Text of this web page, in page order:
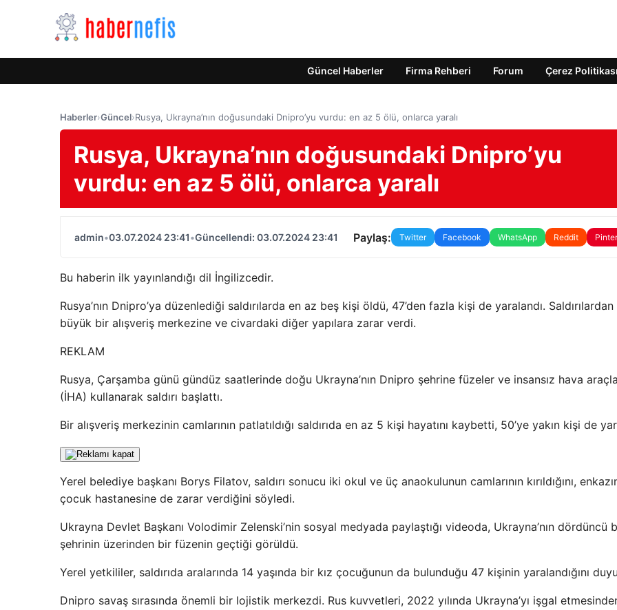
Güncel Haberler Firma Rehberi Forum Çerez Politikası
Haberler›Güncel›Rusya, Ukrayna’nın doğusundaki Dnipro’yu vurdu: en az 5 ölü, onlarca yaralı
Rusya, Ukrayna’nın doğusundaki Dnipro’yu
vurdu: en az 5 ölü, onlarca yaralı
admin•03.07.2024 23:41•Güncellendi: 03.07.2024 23:41 Paylaş: Twitter Facebook WhatsApp Reddit
Bu haberin ilk yayınlandığı dil İngilizcedir.
Rusya’nın Dnipro’ya düzenlediği saldırılarda en az beş kişi öldü, 47’den fazla kişi de yaralandı.
büyük bir alışveriş merkezine ve civardaki diğer yapılara zarar verdi.
REKLAM
Rusya, Çarşamba günü gündüz saatlerinde doğu Ukrayna’nın Dnipro şehrine füzeler ve insansız hava
(İHA) kullanarak saldırı başlattı.
Bir alışveriş merkezinin camlarının patlatıldığı saldırıda en az 5 kişi hayatını kaybetti, 50’ye yakın kişi de
Yerel belediye başkanı Borys Filatov, saldırı sonucu iki okul ve üç anaokulunun camlarının kırıldığını,
çocuk hastanesine de zarar verdiğini söyledi.
Ukrayna Devlet Başkanı Volodimir Zelenski’nin sosyal medyada paylaştığı videoda, Ukrayna’nın dördüncü
şehrinin üzerinden bir füzenin geçtiği görüldü.
Yerel yetkililer, saldırıda aralarında 14 yaşında bir kız çocuğunun da bulunduğu 47 kişinin yaralandığını
Dnipro savaş sırasında önemli bir lojistik merkezdi. Rus kuvvetleri, 2022 yılında Ukrayna’yı işgal